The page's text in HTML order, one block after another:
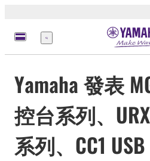
選
單
Yamaha 發表
控台系列、
系列、CC1